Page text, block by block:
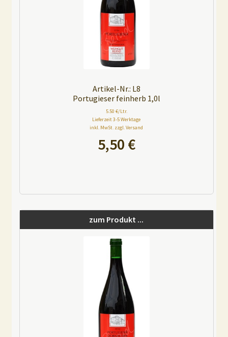
e
:
Artikel-Nr.: L8
Portugieser feinherb 1,0l
5.50 €/Ltr.
Lieferzeit 3-5 Werktage
inkl. MwSt. zzgl. Versand
5,50 €
l
e
r
n
a
t
i
v
e
:
zum Produkt ...